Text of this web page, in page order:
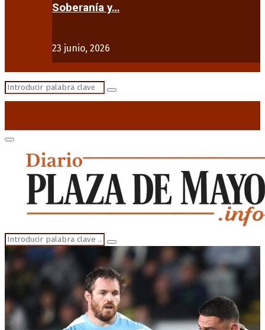
Soberanía y…
23 junio, 2026
Search
Search
Primary
Menu
Search
for:
Search